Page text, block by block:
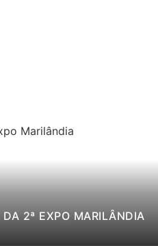
DA 2ª EXPO MARILÂNDIA